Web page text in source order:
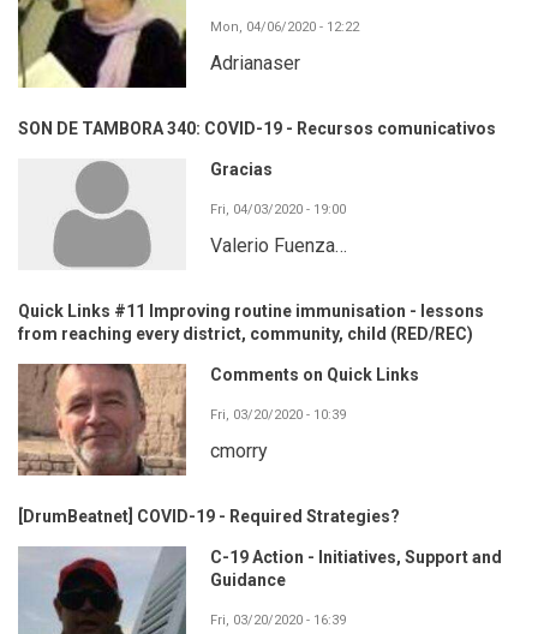
Mon, 04/06/2020 - 12:22
Adrianaser
SON DE TAMBORA 340: COVID-19 - Recursos comunicativos
Gracias
Fri, 04/03/2020 - 19:00
Valerio Fuenza…
Quick Links #11 Improving routine immunisation - lessons
from reaching every district, community, child (RED/REC)
Comments on Quick Links
Fri, 03/20/2020 - 10:39
cmorry
[DrumBeatnet] COVID-19 - Required Strategies?
C-19 Action - Initiatives, Support and
Guidance
Fri, 03/20/2020 - 16:39